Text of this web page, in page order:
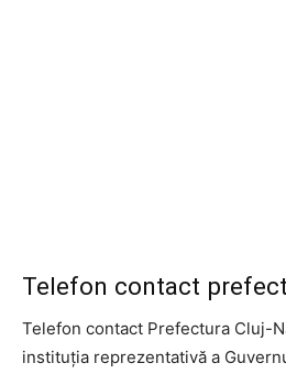
Telefon contact
Telefon contact Prefectura Cluj-
instituția reprezentativă a